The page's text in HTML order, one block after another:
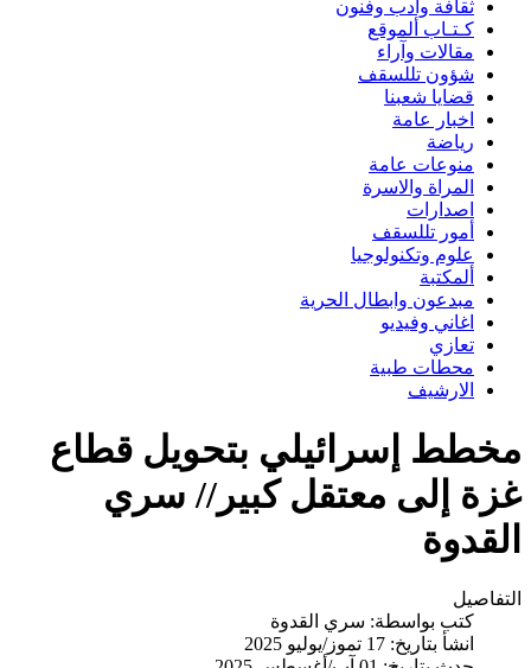
ثقافة وادب وفنون
كـتـاب ألموقع
مقالات وآراء
شؤون تللسقف
قضايا شعبنا
اخبار عامة
رياضة
منوعات عامة
المراة والاسرة
اصدارات
أمور تللسقف
علوم وتكنولوجيا
ألمكتبة
مبدعون وابطال الحرية
اغاني وفيديو
تعازي
محطات طبية
الارشيف
مخطط إسرائيلي بتحويل قطاع
غزة إلى معتقل كبير// سري
القدوة
التفاصيل
كتب بواسطة: سري القدوة
انشأ بتاريخ: 17 تموز/يوليو 2025